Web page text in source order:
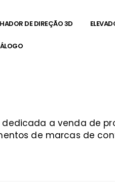
DE DIREÇÃO 3D
dedicada a venda de
de marcas de